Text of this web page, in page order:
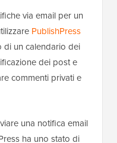
via email per un
PublishPress
di un calendario dei
dei post e
commenti privati e
una notifica email
ha uno stato di